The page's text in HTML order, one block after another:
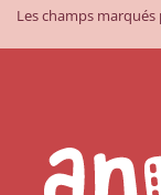
Les champs